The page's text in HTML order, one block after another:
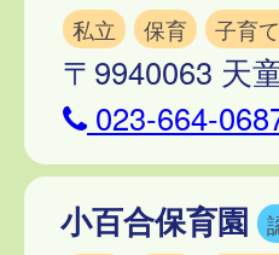
私立
保育 子育
〒9940063 天
023-664-
小百合保育園